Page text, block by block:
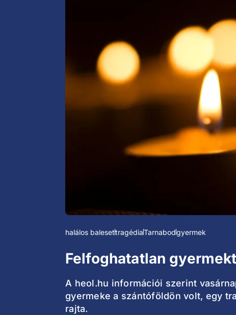
halálos balesettragédiaTarnabodgyermek
Felfoghatatlan
A heol.hu információi szerint
gyermeke a szántóföldön volt, egy
rajta.